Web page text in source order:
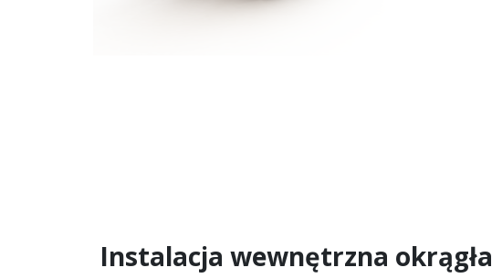
Instalacja wewnętrzna okrągła